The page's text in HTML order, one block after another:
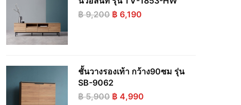
฿9,200 Original
฿ 6,190Current
ชั้นวางรองเท้า กว้าง90ซม รุ่น
SB-9062
฿5,900 Original
฿ 4,990Current